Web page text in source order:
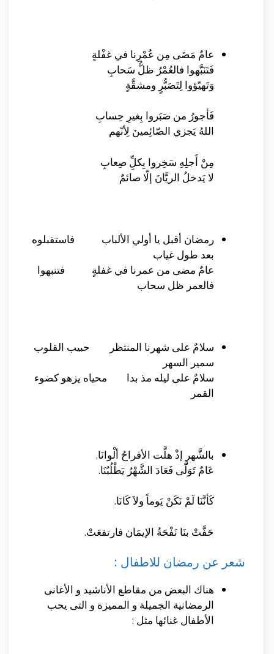
عامٌ مَضَى مِن عُمْرِنا في غفْلةٍ
فَتَنَبَّهوا فالعُمْرُ ظلُّ سَحابِ
وَتَهيّؤوا لِتَصَبُّرٍ ومشقَّةٍ
فَأجورُ من صَبَروا بِغيرِ حِسابِ
اللهُ يَجزي الصّائِمينَ لِأنّهم
مِنْ أَجلِهِ سَخِروا بِكلِِّ صِعابِ
لا يَدخلُ الريَّانَ إلّا صائمٌ
رمضان أقبل يا أولي الألباب فاستقبلوه
بعد طول غياب
عامٌ مضى من عمرنا في غفلةٍ فتنبهوا
فالعمر ظل سحاب
سلامٌ على شهرنا المنتظر حبيب القلوب
سمير السهر
سلامٌ على ليله مذ بدا محياه يزهو كضوء
القمر
بالشَّهر إذْ هلَّت الأفراحُ ألْوانَا.
عَامٌ تَوَلَّّى فَعَادَ الشَّهْرُ يَطْلُبُنَا.
كَأنَّنَا لَمْ نَكَنْ يَوماً ولاَ كَانَا.
حَفَّتْ بنَا نَفْحَةُ الإيمَان فارتفعَتْ.
شعر عن رمضان للاطفال :
هناك البعض من مقاطع الأناشيد و الأغانى
الرمضانية الجميلة و المميزة و التى يحب
الأطفال غنائها مثل :